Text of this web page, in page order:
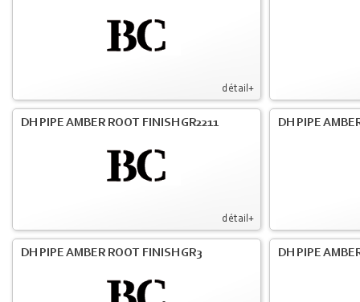
détail+
détail+
DH PIPE AMBER ROOT FINISH GR2211 DH PIPE
DH PIPE AMBER ROOT FINISH GR3 DH PIPE